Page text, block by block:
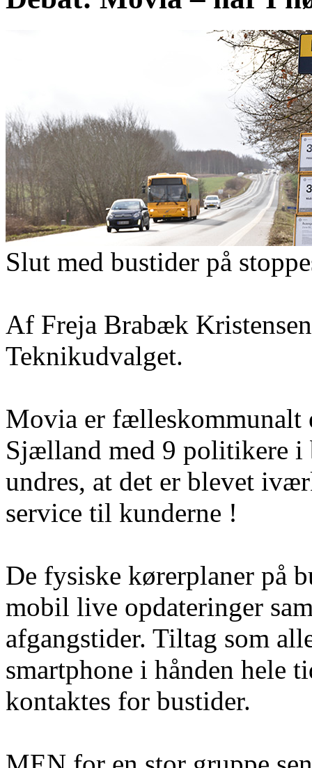
Slut med bustider på
Af Freja Brabæk
Teknikudvalget.
Movia er fælleskommunalt
Sjælland med 9 politikere i
undres, at det er blevet
service til kunderne !
De fysiske kørerplaner på
mobil live opdateringer
afgangstider. Tiltag som
smartphone i hånden hele
kontaktes for bustider.